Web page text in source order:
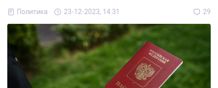
Политика 23-12-2023, 14:31 29